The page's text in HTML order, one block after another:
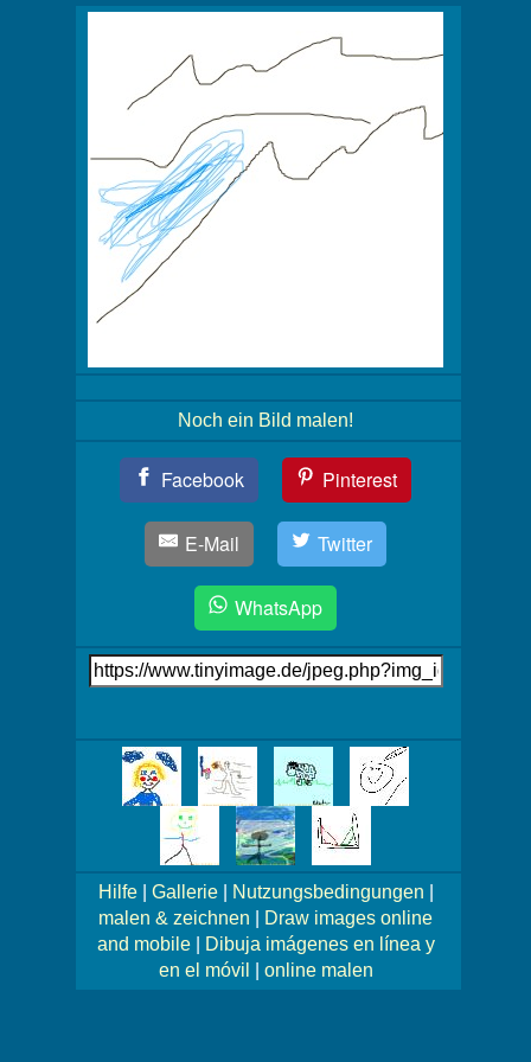
Noch ein Bild malen!
Facebook Pinterest
E-Mail Twitter
WhatsApp
Link
auf's
Mehr
Bilder!
Hilfe| Gallerie| Nutzungsbedingungen
malen & zeichnen
Draw images online
and mobile|
Dibuja imágenes en línea y
en el móvil
online malen